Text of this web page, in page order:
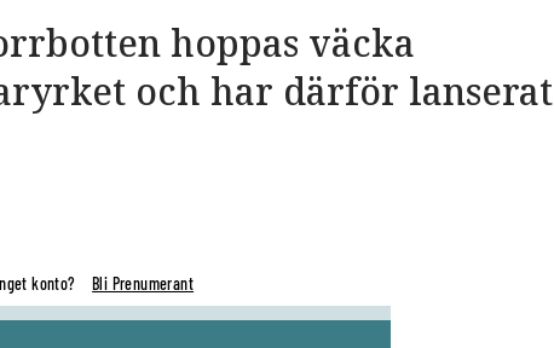
hoppas väcka
och har därför lanserat
konto? Bli Prenumerant